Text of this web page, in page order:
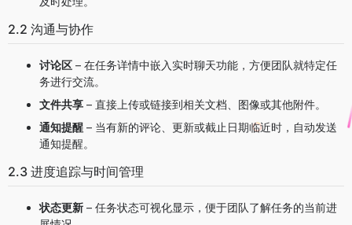
2.2 沟通与协作
讨论区 – 在任务详情中嵌入实时聊天功能，方便团队就特定任
务进行交流。
文件共享 – 直接上传或链接到相关文档、图像或其他附件。
通知提醒 – 当有新的评论、更新或截止日期临近时，自动发送
通知提醒。
2.3 进度追踪与时间管理
状态更新 – 任务状态可视化显示，便于团队了解任务的当前进